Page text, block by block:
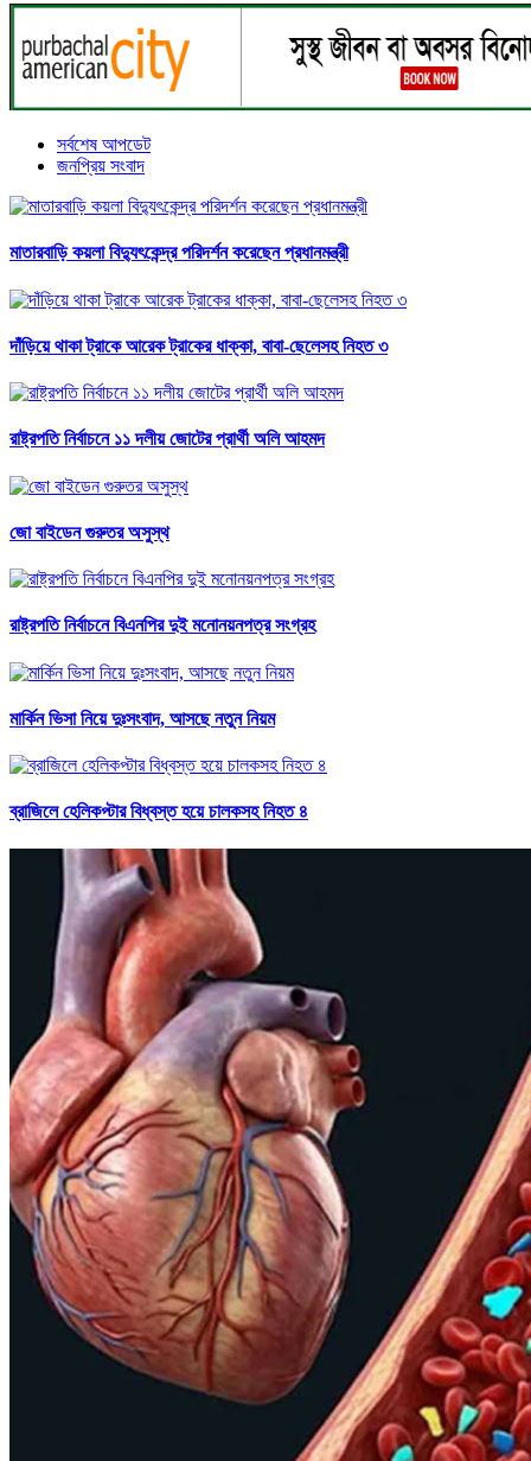
সর্বশেষ আপডেট
জনপ্রিয় সংবাদ
মাতারবাড়ি কয়লা বিদ্যুৎকেন্দ্র পরিদর্শন করেছেন প্রধানমন্ত্রী
দাঁড়িয়ে থাকা ট্রাকে আরেক ট্রাকের ধাক্কা, বাবা-ছেলেসহ নিহত ৩
রাষ্ট্রপতি নির্বাচনে ১১ দলীয় জোটের প্রার্থী অলি আহমদ
জো বাইডেন গুরুতর অসুস্থ
রাষ্ট্রপতি নির্বাচনে বিএনপির দুই মনোনয়নপত্র সংগ্রহ
মার্কিন ভিসা নিয়ে দুঃসংবাদ, আসছে নতুন নিয়ম
ব্রাজিলে হেলিকপ্টার বিধ্বস্ত হয়ে চালকসহ নিহত ৪